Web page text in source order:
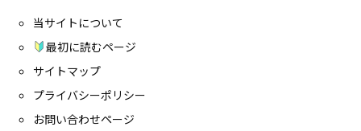
当サイトについて
最初に読むページ
サイトマップ
プライバシーポリシー
お問い合わせページ